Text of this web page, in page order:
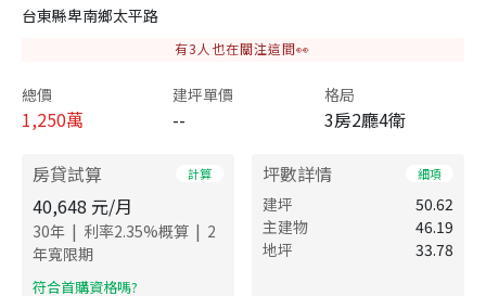
台東縣卑南鄉太平路
有3 人也在關注這間👀
總價
1,250萬
建坪單價
--
格局
3房2廳4衛
房貸試算 計算
40,648 元/月
30年 | 利率2.35%概算 | 2
年寬限期
​符合首購資格嗎?
坪數詳情 細項
建坪
50.62
主建物
46.19
地坪
33.78